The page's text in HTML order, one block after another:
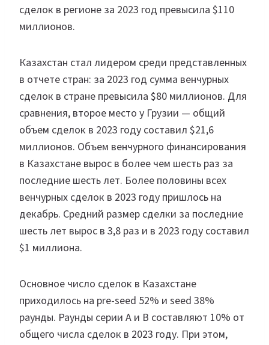
сделок в регионе за 2023 год превысила $110
миллионов.
Казахстан стал лидером среди представленных
в отчете стран: за 2023 год сумма венчурных
сделок в стране превысила $80 миллионов. Для
сравнения, второе место у Грузии — общий
объем сделок в 2023 году составил $21,6
миллионов. Объем венчурного финансирования
в Казахстане вырос в более чем шесть раз за
последние шесть лет. Более половины всех
венчурных сделок в 2023 году пришлось на
декабрь. Средний размер сделки за последние
шесть лет вырос в 3,8 раз и в 2023 году составил
$1 миллиона.
Основное число сделок в Казахстане
приходилось на pre-seed 52% и seed 38%
раунды. Раунды серии A и B составляют 10% от
общего числа сделок в 2023 году. При этом,